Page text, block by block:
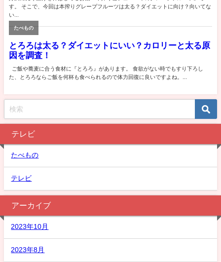
テレビ
たべもの
テレビ
アーカイブ
2023年10月
2023年8月